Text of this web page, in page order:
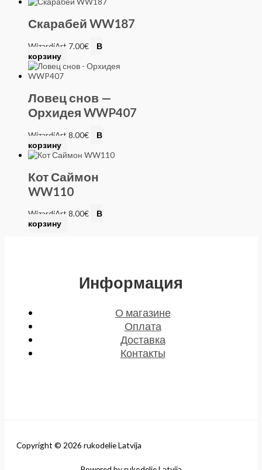
Скарабей WW187
WizardiArt 7.00€
В
корзину
Ловец снов —
Орхидея WWP407
WizardiArt 8.00€
В
корзину
Кот Саймон
WW110
WizardiArt 8.00€
В
корзину
Информация
О магазине
Оплата
Доставка
Контакты
Copyright © 2026 rukodelie Latvija